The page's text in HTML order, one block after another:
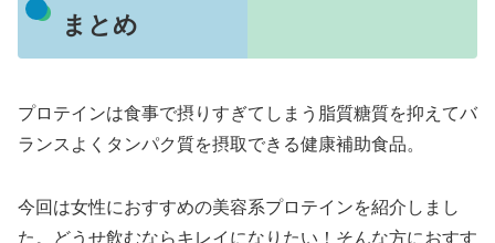
まとめ
プロテインは食事で摂りすぎてしまう脂質糖質を抑えてバ
ランスよくタンパク質を摂取できる健康補助食品。
今回は女性におすすめの美容系プロテインを紹介しまし
た。どうせ飲むならキレイになりたい！そんな方におすす